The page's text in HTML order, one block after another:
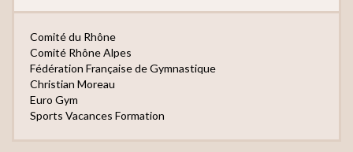
Comité du Rhône
Comité Rhône Alpes
Fédération Française de Gymnastique
Christian Moreau
Euro Gym
Sports Vacances Formation